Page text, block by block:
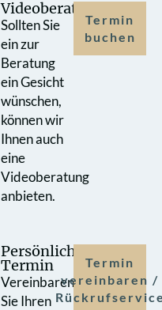
Videoberatung
Sollten Sie
ein zur
Beratung
ein Gesicht
wünschen,
können wir
Ihnen auch
eine
Videoberatung
anbieten.
Termin
buchen
Persönlicher
Termin
Vereinbaren
Sie Ihren
Termin
vereinbaren /